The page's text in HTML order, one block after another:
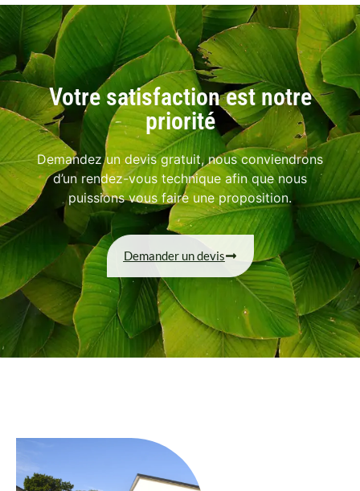
Votre satisfaction est notre
priorité
Demandez un devis gratuit, nous conviendrons
d’un rendez-vous technique afin que nous
puissions vous faire une proposition.
Demander un devis